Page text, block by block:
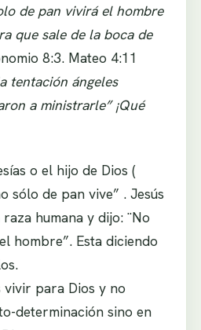
de pan vivirá el hombre
que sale de la boca de
8:3. Mateo 4:11
tentación ángeles
a ministrarle” ¡Qué
o el hijo de Dios (
sólo de pan vive” . Jesús
humana y dijo: ¨No
hombre”. Esta diciendo
vivir para Dios y no
determinación sino en